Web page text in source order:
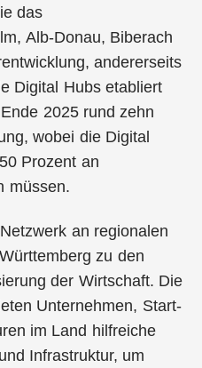
das
Alb-Donau, Biberach
andererseits
Digital Hubs etabliert
2025 rund zehn
wobei die Digital
Prozent an
müssen.
an regionalen
zu den
der Wirtschaft. Die
Unternehmen, Start-
im Land hilfreiche
Infrastruktur, um